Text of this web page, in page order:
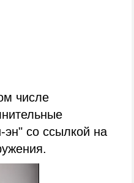
числе
эн" со ссылкой на